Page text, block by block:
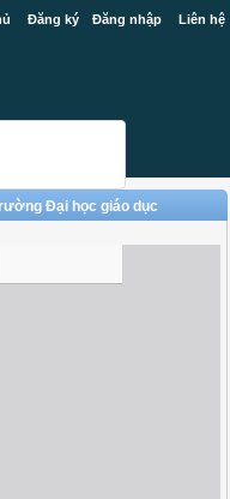
Đăng ký Đăng nhập Liên hệ
Đại học giáo dục